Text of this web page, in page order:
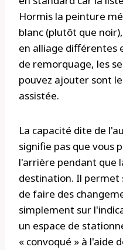
Hormis la peinture
blanc (plutôt que
en alliage différentes
de remorquage, les
pouvez ajouter sont
assistée.
La capacité dite de
signifie pas que vous
l'arrière pendant que
destination. Il permet
de faire des
simplement sur
un espace de
« convoqué » à l'aide